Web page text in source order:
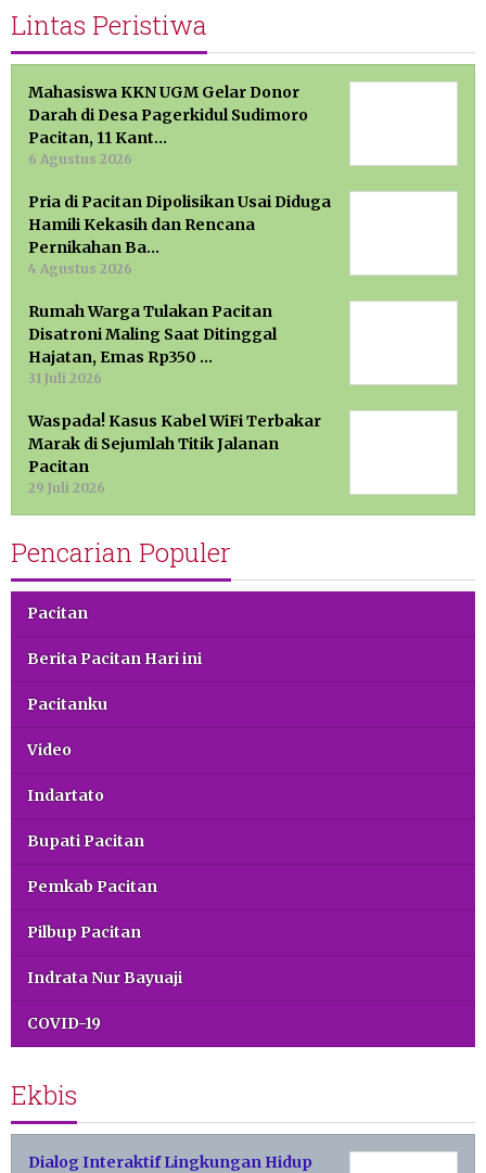
Lintas Peristiwa
Mahasiswa KKN UGM Gelar Donor
Darah di Desa Pagerkidul Sudimoro
Pacitan, 11 Kant…
6 Agustus 2026
Pria di Pacitan Dipolisikan Usai Diduga
Hamili Kekasih dan Rencana
Pernikahan Ba…
4 Agustus 2026
Rumah Warga Tulakan Pacitan
Disatroni Maling Saat Ditinggal
Hajatan, Emas Rp350 …
31 Juli 2026
Waspada! Kasus Kabel WiFi Terbakar
Marak di Sejumlah Titik Jalanan
Pacitan
29 Juli 2026
Pencarian Populer
Pacitan
Berita Pacitan Hari ini
Pacitanku
Video
Indartato
Bupati Pacitan
Pemkab Pacitan
Pilbup Pacitan
Indrata Nur Bayuaji
COVID-19
Ekbis
Dialog Interaktif Lingkungan Hidup